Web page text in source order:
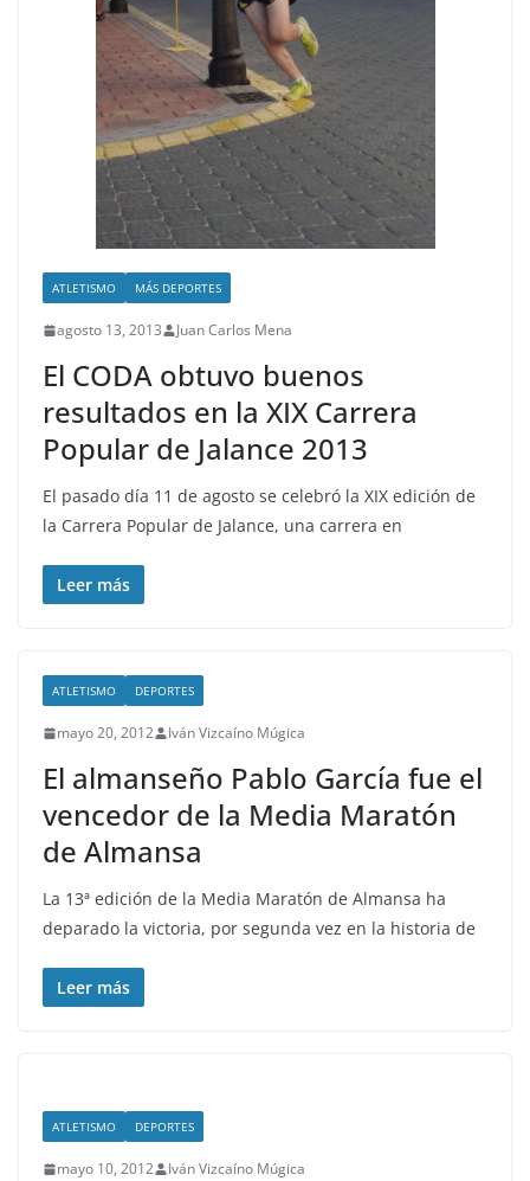
ATLETISMO MÁS DEPORTES
agosto 13, 2013 Juan Carlos Mena
El CODA obtuvo buenos
resultados en la XIX Carrera
Popular de Jalance 2013
El pasado día 11 de agosto se celebró la XIX edición de
la Carrera Popular de Jalance, una carrera en
Leer más
ATLETISMO DEPORTES
mayo 20, 2012 Iván Vizcaíno Múgica
El almanseño Pablo García fue el
vencedor de la Media Maratón
de Almansa
La 13ª edición de la Media Maratón de Almansa ha
deparado la victoria, por segunda vez en la historia de
Leer más
ATLETISMO DEPORTES
mayo 10, 2012 Iván Vizcaíno Múgica